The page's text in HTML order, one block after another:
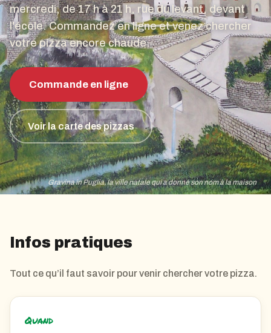
mercredi, de 17 h à 21 h, rue du levant, devant
l'école. Commandez en ligne et venez chercher
votre pizza encore chaude.
Commande en ligne
Voir la carte des pizzas
Gravina in Puglia, la ville natale qui a donné son nom à la maison
Infos pratiques
Tout ce qu’il faut savoir pour venir chercher votre pizza.
Quand